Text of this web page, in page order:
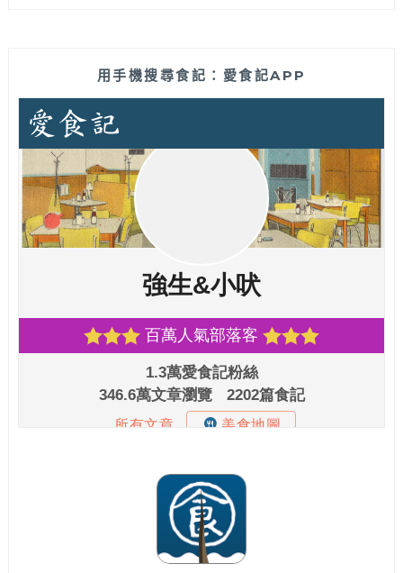
用手機搜尋食記：愛食記APP